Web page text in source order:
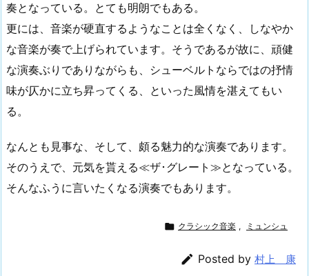
奏となっている。とても明朗でもある。
更には、音楽が硬直するようなことは全くなく、しなやか
な音楽が奏で上げられています。そうであるが故に、頑健
な演奏ぶりでありながらも、シューベルトならではの抒情
味が仄かに立ち昇ってくる、といった風情を湛えてもい
る。
なんとも見事な、そして、頗る魅力的な演奏であります。
そのうえで、元気を貰える≪ザ･グレート≫となっている。
そんなふうに言いたくなる演奏でもあります。
 クラシック音楽 , ミュンシュ
 Posted by 村上 康